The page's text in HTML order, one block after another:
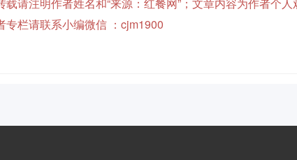
栏请联系小编微信 ：cjm1900